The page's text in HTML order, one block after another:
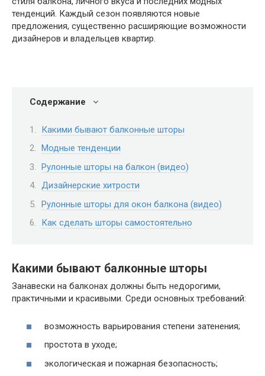
тенденций. Каждый сезон появляются новые
предложения, существенно расширяющие возможности
дизайнеров и владельцев квартир.
Содержание
Какими бывают балконные шторы
Модные тенденции
Рулонные шторы на балкон (видео)
Дизайнерские хитрости
Рулонные шторы для окон балкона (видео)
Как сделать шторы самостоятельно
Какими бывают балконные шторы
Занавески на балконах должны быть недорогими,
практичными и красивыми. Среди основных требований:
возможность варьирования степени затенения;
простота в уходе;
экологическая и пожарная безопасность;